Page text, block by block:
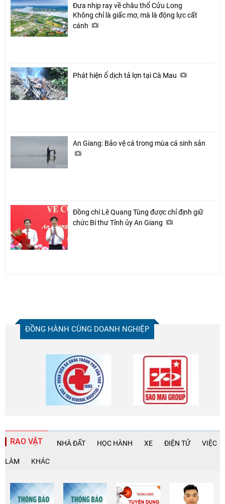
Đưa nhịp ray về châu thổ Cửu Long
Không chỉ là giấc mơ, mà là động lực cất
cánh
Phát hiện ổ dịch tả lợn tại Cà Mau
An Giang: Bảo vệ cá trong mùa cá sinh sản
Đồng chí Lê Quang Tùng được chỉ định giữ
chức Bí thư Tỉnh ủy An Giang
ĐỒNG HÀNH CÙNG DOANH NGHIỆP
RAO VẶT NHÀ ĐẤT HỌC HÀNH XE ĐIỆN TỬ VIỆC
LÀM KHÁC